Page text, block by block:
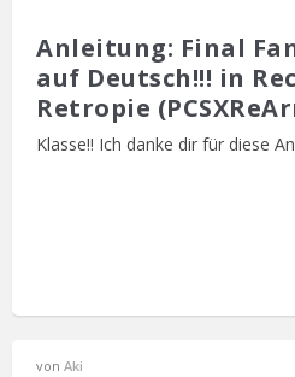
Anleitung: Final
auf Deutsch!!! in
Retropie
Klasse!! Ich danke dir für diese
von Aki